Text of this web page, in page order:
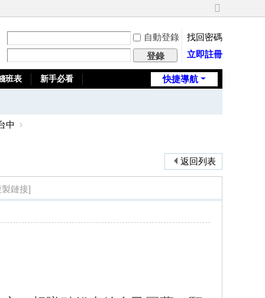
切
到
寬
版
自動登錄
找回密碼
登錄 立即註冊
快捷導航
班表
新手必看
中
›
返回列表
製鏈接]